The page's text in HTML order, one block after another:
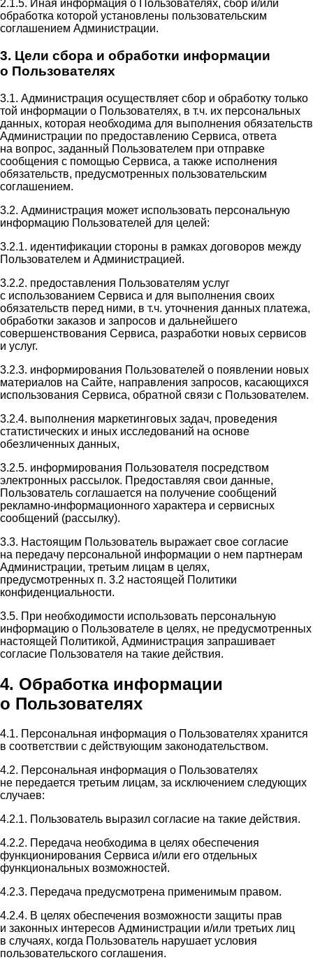
2.1.5. Иная информация о Пользователях, сбор и/или
обработка которой установлены пользовательским
соглашением Администрации.
3. Цели сбора и обработки информации
о Пользователях
3.1. Администрация осуществляет сбор и обработку только
той информации о Пользователях, в т.ч. их персональных
данных, которая необходима для выполнения обязательств
Администрации по предоставлению Сервиса, ответа
на вопрос, заданный Пользователем при отправке
сообщения с помощью Сервиса, а также исполнения
обязательств, предусмотренных пользовательским
соглашением.
3.2. Администрация может использовать персональную
информацию Пользователей для целей:
3.2.1. идентификации стороны в рамках договоров между
Пользователем и Администрацией.
3.2.2. предоставления Пользователям услуг
с использованием Сервиса и для выполнения своих
обязательств перед ними, в т.ч. уточнения данных платежа,
обработки заказов и запросов и дальнейшего
совершенствования Сервиса, разработки новых сервисов
и услуг.
3.2.3. информирования Пользователей о появлении новых
материалов на Сайте, направления запросов, касающихся
использования Сервиса, обратной связи с Пользователем.
3.2.4. выполнения маркетинговых задач, проведения
статистических и иных исследований на основе
обезличенных данных,
3.2.5. информирования Пользователя посредством
электронных рассылок. Предоставляя свои данные,
Пользователь соглашается на получение сообщений
рекламно-информационного характера и сервисных
сообщений (рассылку).
3.3. Настоящим Пользователь выражает свое согласие
на передачу персональной информации о нем партнерам
Администрации, третьим лицам в целях,
предусмотренных п. 3.2 настоящей Политики
конфиденциальности.
3.5. При необходимости использовать персональную
информацию о Пользователе в целях, не предусмотренных
настоящей Политикой, Администрация запрашивает
согласие Пользователя на такие действия.
4. Обработка информации
о Пользователях
4.1. Персональная информация о Пользователях хранится
в соответствии с действующим законодательством.
4.2. Персональная информация о Пользователях
не передается третьим лицам, за исключением следующих
случаев:
4.2.1. Пользователь выразил согласие на такие действия.
4.2.2. Передача необходима в целях обеспечения
функционирования Сервиса и/или его отдельных
функциональных возможностей.
4.2.3. Передача предусмотрена применимым правом.
4.2.4. В целях обеспечения возможности защиты прав
и законных интересов Администрации и/или третьих лиц
в случаях, когда Пользователь нарушает условия
пользовательского соглашения.